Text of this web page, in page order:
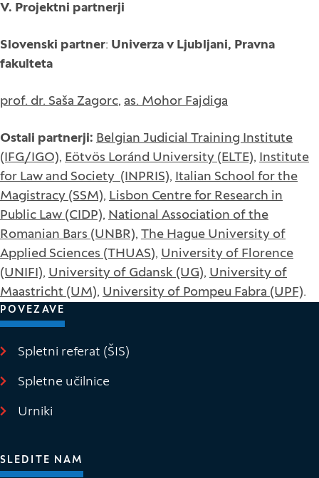
V. Projektni partnerji
Slovenski partner: Univerza v Ljubljani, Pravna
fakulteta
prof. dr. Saša Zagorc, as. Mohor Fajdiga
Ostali partnerji: Belgian Judicial Training Institute
(IFG/IGO), Eötvös Loránd University (ELTE),
Institute
for Law and Society (INPRIS), Italian School for the
Magistracy (SSM), Lisbon Centre for Research in
Public Law (CIDP), National Association of the
Romanian Bars (UNBR), The Hague University of
Applied Sciences (THUAS), University of Florence
(UNIFI), University of Gdansk (UG), University of
Maastricht (UM), University of Pompeu Fabra (UPF).
POVEZAVE
Spletni referat (ŠIS)
Spletne učilnice
Urniki
SLEDITE NAM